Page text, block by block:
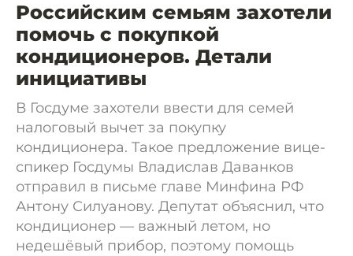
Российским семьям захотели
помочь с покупкой
кондиционеров. Детали
инициативы
В Госдуме захотели ввести для семей
налоговый вычет за покупку
кондиционера. Такое предложение вице-
спикер Госдумы Владислав Даванков
отправил в письме главе Минфина РФ
Антону Силуанову. Депутат объяснил, что
кондиционер — важный летом, но
недешёвый прибор, поэтому помощь